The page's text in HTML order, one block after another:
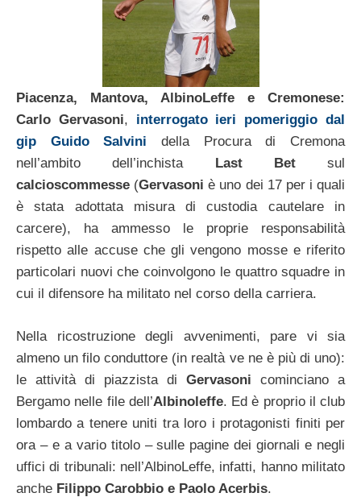
Piacenza, Mantova, AlbinoLeffe e Cremonese:
Carlo Gervasoni, interrogato ieri pomeriggio dal
gip Guido Salvini della Procura di Cremona
nell’ambito dell’inchista
Last Betsul
calcioscommesse (Gervasoni è uno dei 17 per i quali
è stata adottata misura di custodia cautelare in
carcere), ha ammesso le proprie responsabilità
rispetto alle accuse che gli vengono mosse e riferito
particolari nuovi che coinvolgono le quattro squadre in
cui il difensore ha militato nel corso della carriera.
Nella ricostruzione degli avvenimenti, pare vi sia
almeno un filo conduttore (in realtà ve ne è più di uno):
le attività di piazzista di Gervasoni cominciano a
Bergamo nelle file dell’Albinoleffe. Ed è proprio il club
lombardo a tenere uniti tra loro i protagonisti finiti per
ora – e a vario titolo – sulle pagine dei giornali e negli
uffici di tribunali: nell’AlbinoLeffe, infatti, hanno militato
anche Filippo Carobbio e Paolo Acerbis.